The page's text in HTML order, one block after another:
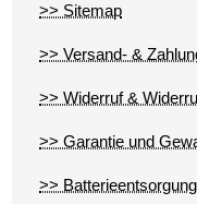
>> Sitemap
>> Versand- &
>> Widerruf &
>> Garantie und
>> Batterieentsorgung